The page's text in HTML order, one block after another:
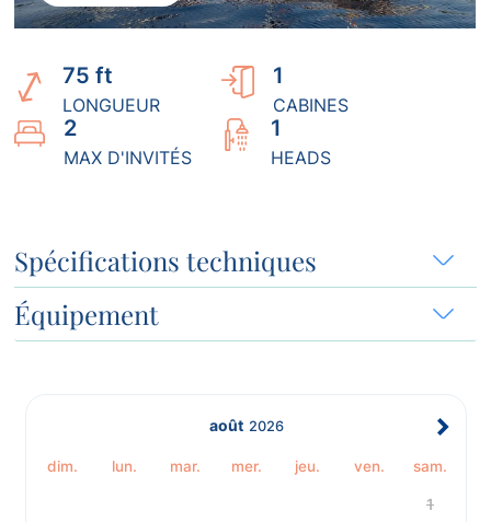
75 ft
LONGUEUR
1
CABINES
2
MAX D'INVITÉS
1
HEADS
Spécifications techniques
Équipement
août 2026
dim. lun. mar. mer. jeu. ven. sam.
1